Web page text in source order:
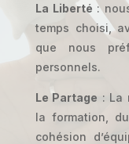
La Liberté :
temps choisi,
que nous
personnels.
Le Partage : La
la formation,
cohésion